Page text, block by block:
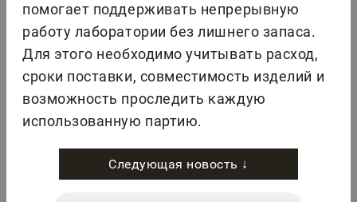
помогает поддерживать непрерывную
работу лаборатории без лишнего запаса.
Для этого необходимо учитывать расход,
сроки поставки, совместимость изделий и
возможность проследить каждую
использованную партию.
Следующая новость ↓